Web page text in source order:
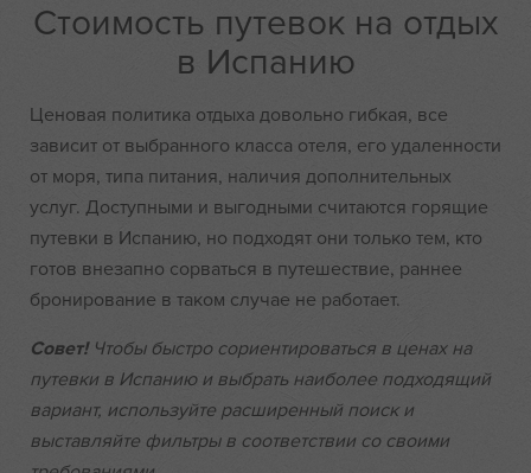
Стоимость путевок на отдых
в Испанию
Ценовая политика отдыха довольно гибкая, все
зависит от выбранного класса отеля, его удаленности
от моря, типа питания, наличия дополнительных
услуг. Доступными и выгодными считаются горящие
путевки в Испанию, но подходят они только тем, кто
готов внезапно сорваться в путешествие, раннее
бронирование в таком случае не работает.
Совет!Чтобы быстро сориентироваться в ценах на
путевки в Испанию и выбрать наиболее подходящий
вариант, используйте расширенный поиск и
выставляйте фильтры в соответствии со своими